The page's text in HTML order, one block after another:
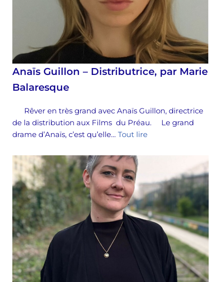
Anaïs Guillon – Distributrice, par Marie
Balaresque
Rêver en très grand avec Anaïs Guillon, directrice
de la distribution aux Films du Préau. Le grand
drame d’Anaïs, c’est qu’elle… Tout lire